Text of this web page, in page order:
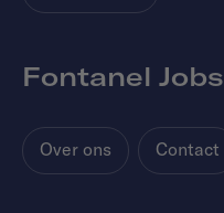
Fontanel Jobs
Over ons Contact